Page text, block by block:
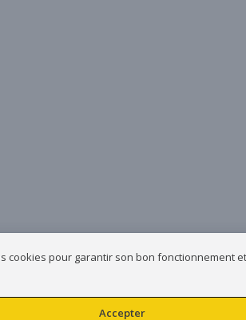
cookies pour garantir son bon fonctionnement
Accepter